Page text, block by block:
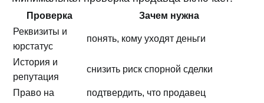
Проверка
Зачем нужна
Реквизиты и
юрстатус
понять, кому уходят деньги
История и
репутация
снизить риск спорной сделки
Право на
подтвердить, что продавец